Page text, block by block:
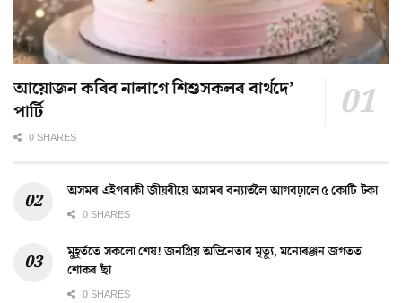
আয়োজন কৰিব নালাগে শিশুসকলৰ বাৰ্থদে’
পাৰ্টি
0 SHARES
অসমৰ এইগৰাকী জীয়ৰীয়ে অসমৰ বন্যাৰ্তলৈ আগবঢ়ালে ৫ কোটি টকা
0 SHARES
মুহূৰ্ততে সকলো শেষ! জনপ্ৰিয় অভিনেতাৰ মৃত্যু, মনোৰঞ্জন জগতত
শোকৰ ছাঁ
0 SHARES